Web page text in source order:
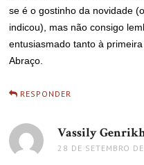
se é o gostinho da novidade
indicou), mas não consigo
entusiasmado tanto à primeira
Abraço.
RESPONDER
Vassily
28 DE SETEMBRO